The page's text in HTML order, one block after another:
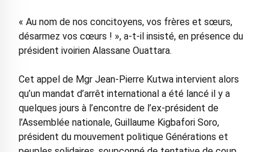
« Au nom de nos concitoyens, vos frères et sœurs,
désarmez vos cœurs ! », a-t-il insisté, en présence du
président ivoirien Alassane Ouattara.
Cet appel de Mgr Jean-Pierre Kutwa intervient alors
qu’un mandat d’arrêt international a été lancé il y a
quelques jours à l’encontre de l’ex-président de
l’Assemblée nationale, Guillaume Kigbafori Soro,
président du mouvement politique Générations et